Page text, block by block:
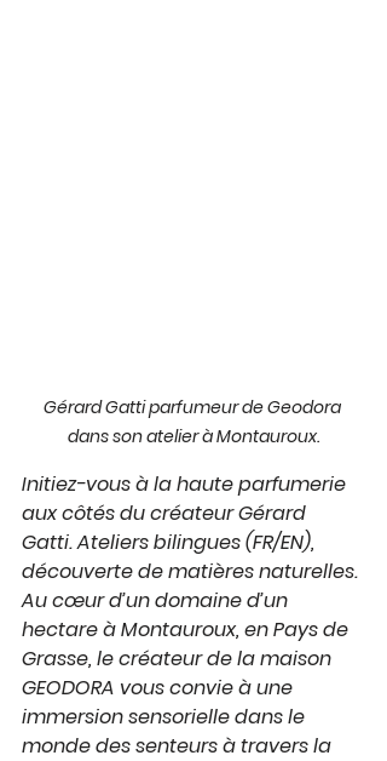
Gérard Gatti parfumeur de Geodora
dans son atelier à Montauroux.
Initiez-vous à la haute parfumerie
aux côtés du créateur Gérard
Gatti. Ateliers bilingues (FR/EN),
découverte de matières naturelles.
Au cœur d’un domaine d’un
hectare à Montauroux, en Pays de
Grasse, le créateur de la maison
GEODORA vous convie à une
immersion sensorielle dans le
monde des senteurs à travers la